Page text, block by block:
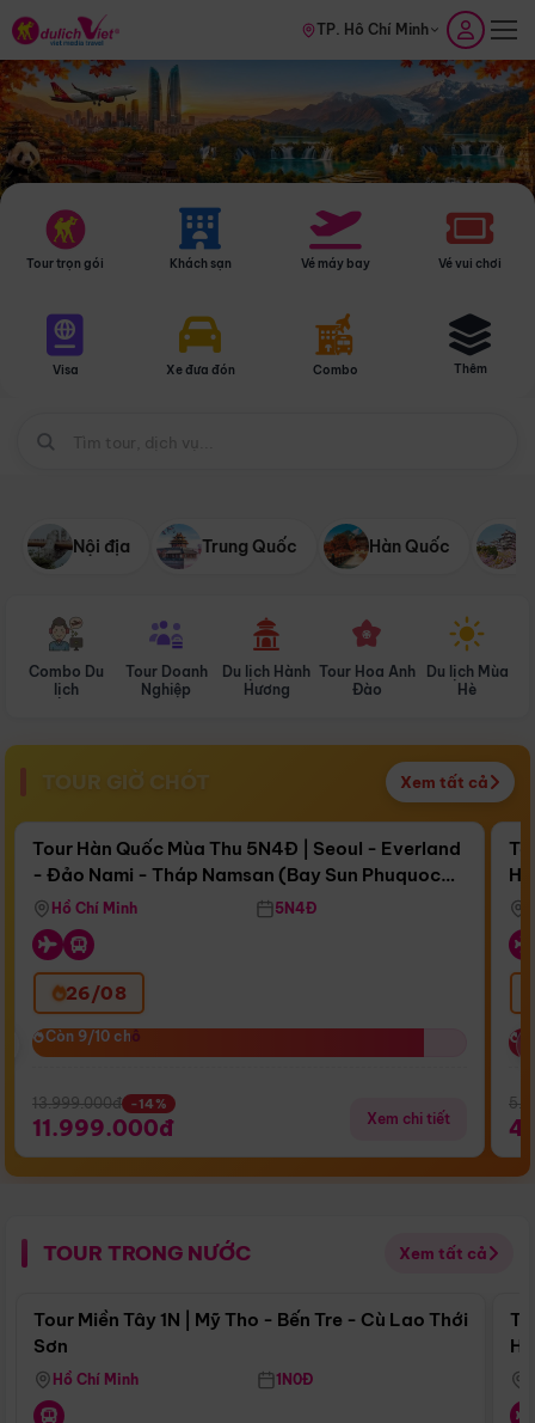
TP. Hồ Chí Minh
Tour trọn gói Khách sạn Vé máy bay Vé vui chơi
Visa Xe đưa đón Combo Thêm
Nội địa Trung Quốc Hàn Quốc
Combo Du
lịch
Tour Doanh
Nghiệp
Du lịch Hành
Hương
Tour Hoa Anh
Đào
Du lịch Mùa
Hè
TOUR GIỜ CHÓT Xem tất cả
Còn17 ngày 02:40:44
Bay Sun Phuquoc Airways
Điểm nổi bật
Tour Hàn Quốc Mùa Thu 5N4Đ | Seoul - Everland
- Đảo Nami - Tháp Namsan (Bay Sun Phuquoc
Airways)
Hồ Chí Minh 5N4Đ
26/08
Còn 9/10 chỗ
Còn 9/10 chỗ
13.999.000đ -14%
11.999.000đ Xem chi tiết
TOUR TRONG NƯỚC Xem tất cả
Điểm nổi bật
Tour Miền Tây 1N | Mỹ Tho - Bến Tre - Cù Lao Thới
Sơn
Hồ Chí Minh 1N0Đ